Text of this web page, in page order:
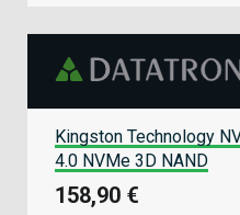
Kingston Technology
4.0 NVMe 3D NAND
158,90 €